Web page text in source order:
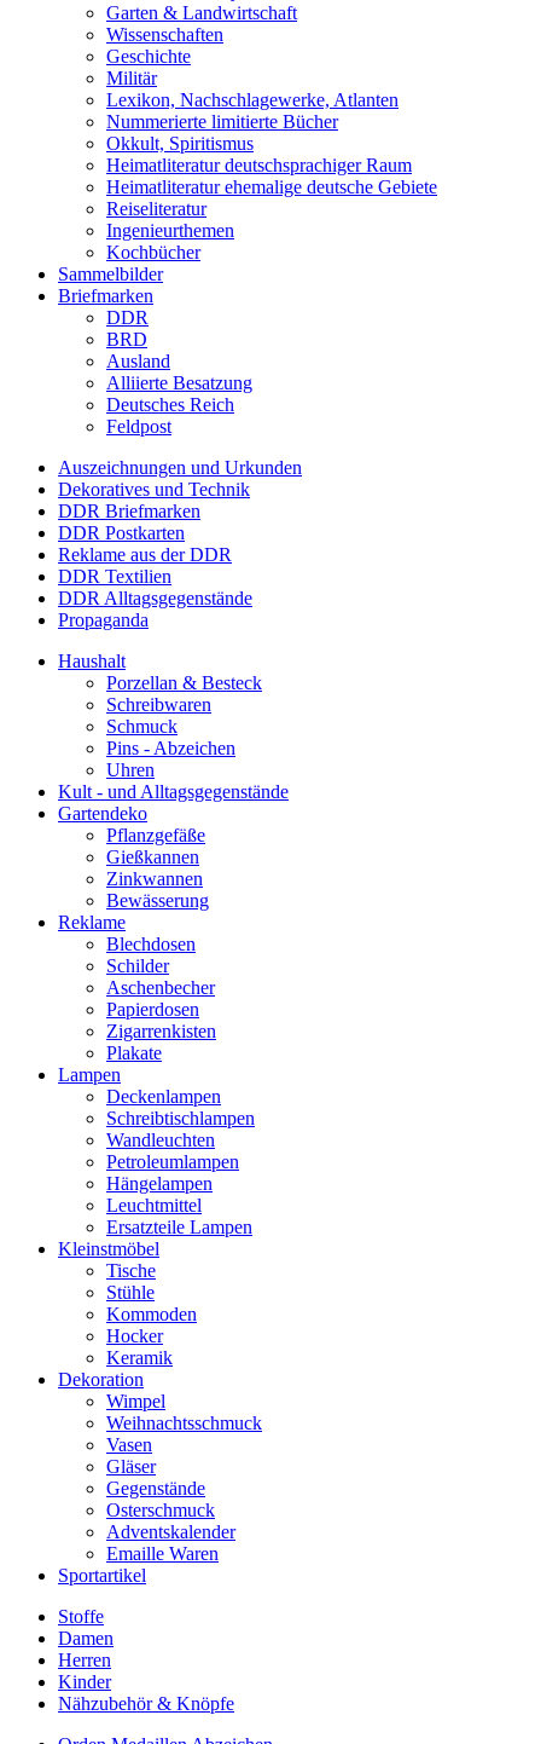
Garten & Landwirtschaft
Wissenschaften
Geschichte
Militär
Lexikon, Nachschlagewerke, Atlanten
Nummerierte limitierte Bücher
Okkult, Spiritismus
Heimatliteratur deutschsprachiger Raum
Heimatliteratur ehemalige deutsche Gebiete
Reiseliteratur
Ingenieurthemen
Kochbücher
Sammelbilder
Briefmarken
DDR
BRD
Ausland
Alliierte Besatzung
Deutsches Reich
Feldpost
Auszeichnungen und Urkunden
Dekoratives und Technik
DDR Briefmarken
DDR Postkarten
Reklame aus der DDR
DDR Textilien
DDR Alltagsgegenstände
Propaganda
Haushalt
Porzellan & Besteck
Schreibwaren
Schmuck
Pins - Abzeichen
Uhren
Kult - und Alltagsgegenstände
Gartendeko
Pflanzgefäße
Gießkannen
Zinkwannen
Bewässerung
Reklame
Blechdosen
Schilder
Aschenbecher
Papierdosen
Zigarrenkisten
Plakate
Lampen
Deckenlampen
Schreibtischlampen
Wandleuchten
Petroleumlampen
Hängelampen
Leuchtmittel
Ersatzteile Lampen
Kleinstmöbel
Tische
Stühle
Kommoden
Hocker
Keramik
Dekoration
Wimpel
Weihnachtsschmuck
Vasen
Gläser
Gegenstände
Osterschmuck
Adventskalender
Emaille Waren
Sportartikel
Stoffe
Damen
Herren
Kinder
Nähzubehör & Knöpfe